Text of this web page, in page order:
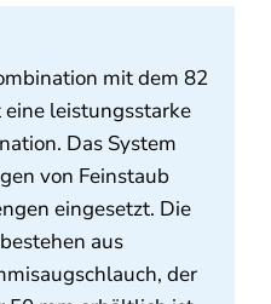
mit dem 82
leistungsstarke
Das System
von Feinstaub
eingesetzt. Die
aus
der